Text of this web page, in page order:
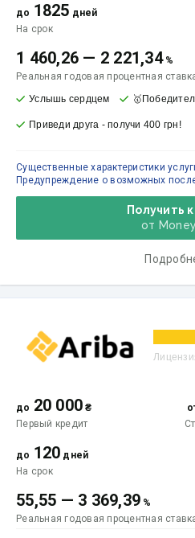
до 1825 дней
На срок
1 460,26 — 2 221,34 %
Реальная годовая процентная
Получить
от
Услышь сердцем
Приведи друга - получи 400 грн!
Существенные характеристики
Предупреждение о возможных
до 20 000 ₴
Первый кредит
до 120 дней
На срок
55,55 — 3 369,39 %
Реальная годовая процентная